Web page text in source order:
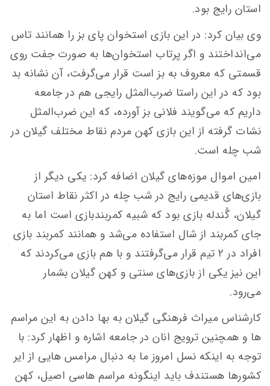
استان رایج بود.
وی بیان کرد: در این بازی استخوان پای بز را همانند تاس
می‌انداختند و اگر پرتاب استخوان‌ها به صورت جفت روی
قسمتی که معروف به بز است قرار می‌گرفت، آن نشانه بد
بود که در این راستا ضرب‌المثل رایجی هم در جامعه
داریم که می‌گویند فلانی بز آورده، که این ضرب‌المثل
نشات گرفته از این بازی کهن مردم نقاط مختلف گیلان در
شب چله است.
امین اموال موزه‌های گیلان اضافه کرد: یکی دیگر از
بازی‌های قدیمی رایج در شب چله در اکثر نقاط استان
گیلان، گُندله بازی بود که شبیه کمربندبازی است اما به
جای کمربند از شال استفاده می‌شد و همانند کمربند بازی
افراد در ۲ تیم قرار می‌گرفتند و با هم بازی می‌کردند که
این نیز یکی از بازی‌های سنتی و کهن گیلان بشمار
می‌رود.
کارشناس میراث فرهنگی گیلان به بها دادن به این مراسم
ها و همچنین ترویج انان در جامعه اشاره و اظهار کرد: با
توجه به اینکه نسل امروز ما به دنبال مرامس هایی از ایر
کشورها هستندف باید اینگونه مراسم هاسی اصیل، کهن